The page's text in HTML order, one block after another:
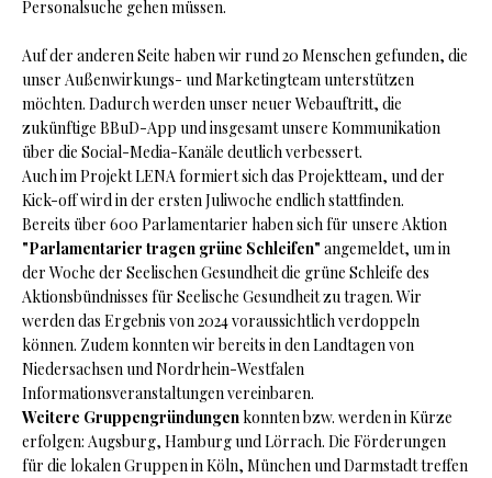
Personalsuche gehen müssen.
Auf der anderen Seite haben wir rund 20 Menschen gefunden, die
unser Außenwirkungs- und Marketingteam unterstützen
möchten. Dadurch werden unser neuer Webauftritt, die
zukünftige BBuD-App und insgesamt unsere Kommunikation
über die Social-Media-Kanäle deutlich verbessert.
Auch im Projekt LENA formiert sich das Projektteam, und der
Kick-off wird in der ersten Juliwoche endlich stattfinden.
Bereits über 600 Parlamentarier haben sich für unsere Aktion
"Parlamentarier tragen grüne Schleifen" angemeldet, um in
der Woche der Seelischen Gesundheit die grüne Schleife des
Aktionsbündnisses für Seelische Gesundheit zu tragen. Wir
werden das Ergebnis von 2024 voraussichtlich verdoppeln
können. Zudem konnten wir bereits in den Landtagen von
Niedersachsen und Nordrhein-Westfalen
Informationsveranstaltungen vereinbaren.
Weitere Gruppengründungenkonnten bzw. werden in Kürze
erfolgen: Augsburg, Hamburg und Lörrach. Die Förderungen
für die lokalen Gruppen in Köln, München und Darmstadt treffen